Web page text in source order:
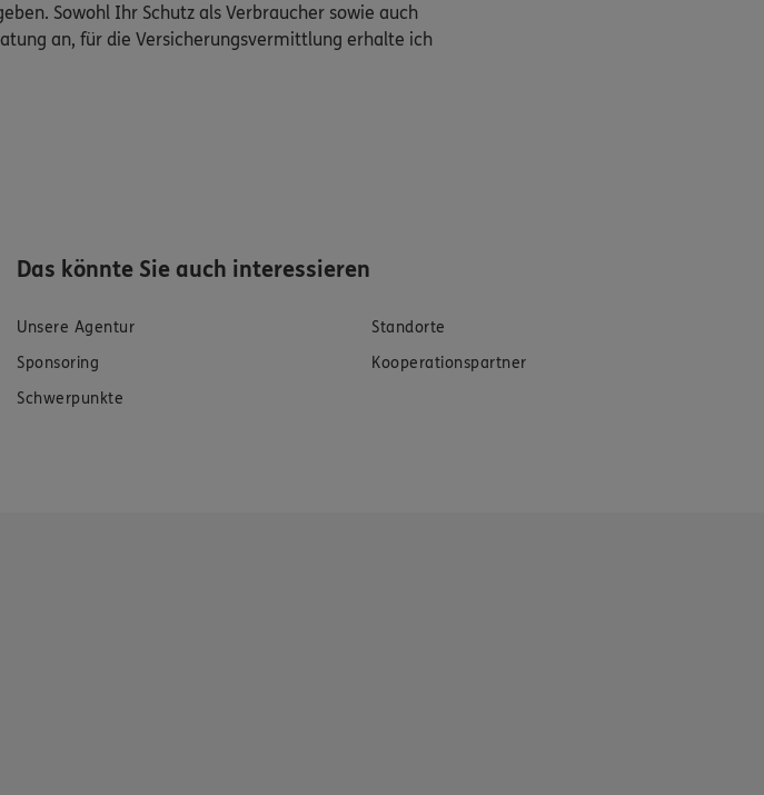
Sowohl Ihr Schutz als Verbraucher sowie auch
an, für die Versicherungsvermittlung erhalte ich
Das könnte Sie auch interessieren
Unsere Agentur
Standorte
Sponsoring
Kooperationspartner
Schwerpunkte